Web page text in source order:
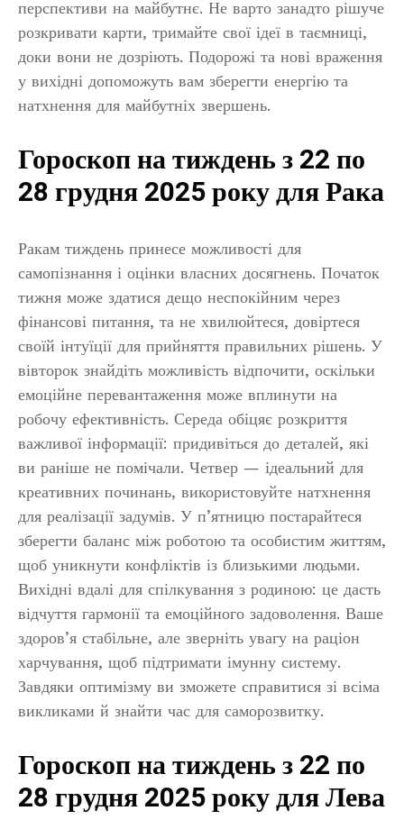
перспективи на майбутнє. Не варто занадто рішуче
розкривати карти, тримайте свої ідеї в таємниці,
доки вони не дозріють. Подорожі та нові враження
у вихідні допоможуть вам зберегти енергію та
натхнення для майбутніх звершень.
Гороскоп на тиждень з 22 по
28 грудня 2025 року для Рака
Ракам тиждень принесе можливості для
самопізнання і оцінки власних досягнень. Початок
тижня може здатися дещо неспокійним через
фінансові питання, та не хвилюйтеся, довіртеся
своїй інтуїції для прийняття правильних рішень. У
вівторок знайдіть можливість відпочити, оскільки
емоційне перевантаження може вплинути на
робочу ефективність. Середа обіцяє розкриття
важливої інформації: придивіться до деталей, які
ви раніше не помічали. Четвер — ідеальний для
креативних починань, використовуйте натхнення
для реалізації задумів. У п’ятницю постарайтеся
зберегти баланс між роботою та особистим життям,
щоб уникнути конфліктів із близькими людьми.
Вихідні вдалі для спілкування з родиною: це дасть
відчуття гармонії та емоційного задоволення. Ваше
здоров’я стабільне, але зверніть увагу на раціон
харчування, щоб підтримати імунну систему.
Завдяки оптимізму ви зможете справитися зі всіма
викликами й знайти час для саморозвитку.
Гороскоп на тиждень з 22 по
28 грудня 2025 року для Лева